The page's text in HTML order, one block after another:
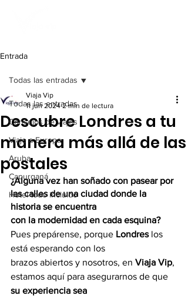
Entrada
Todas las entradas
Consejos de viajes
Viaje a Europa
Aruba
Capurganá
Hotel todo incluido
Todas las entradas
Descubre Londres a tu
manera más allá de las
postales
Viaja Vip
11 jun 2024 2 min de lectura
¿Alguna vez han soñado con pasear por
las calles de una ciudad donde la
historia se encuentra
con la modernidad en cada esquina?
Pues prepárense, porque Londres los
está esperando con los
brazos abiertos y nosotros, en Viaja Vip,
estamos aquí para asegurarnos de que
su experiencia sea